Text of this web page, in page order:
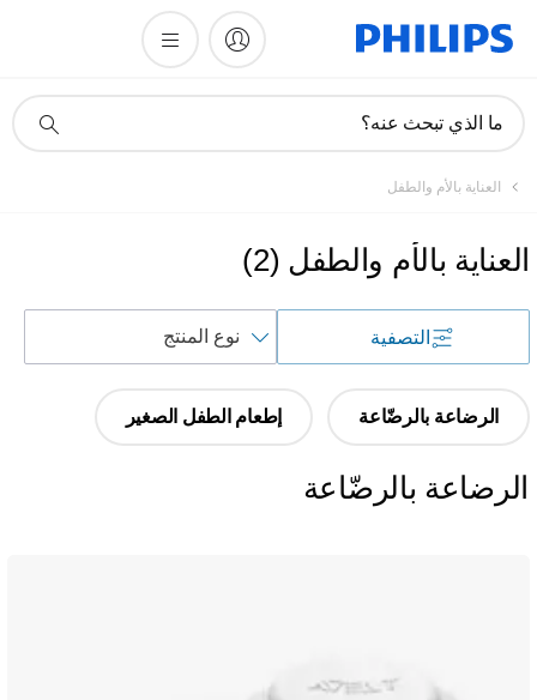
دعم
ما الذي تبحث عنه؟
العناية بالأم والطفل
العناية بالأم والطفل (
2
)
التصفية
حسب
الرضاعة بالرضّاعة إطعام الطفل الصغير
الرضاعة بالرضّاعة